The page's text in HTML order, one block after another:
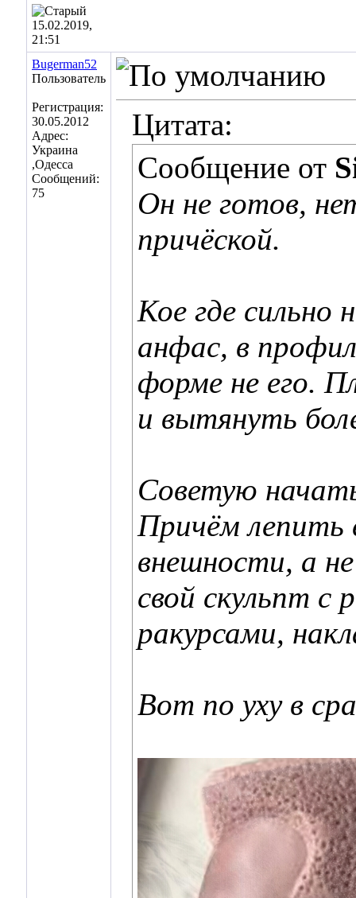
15.02.2019,
21:51
Bugerman52
Пользователь
Регистрация:
30.05.2012
Адрес:
Украина
,Одесса
Сообщений:
75
Цитата:
Сообщение от
Он не готов,
причёской.
Кое где сильно
анфас, в
форме не его.
и вытянуть
Советую
Причём лепить
внешности, а
свой скульпт с
ракурсами,
Вот по уху в